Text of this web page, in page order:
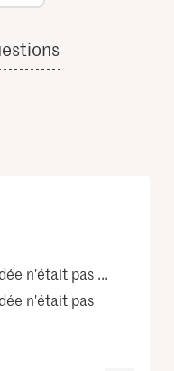
n'était pas ...
n'était pas